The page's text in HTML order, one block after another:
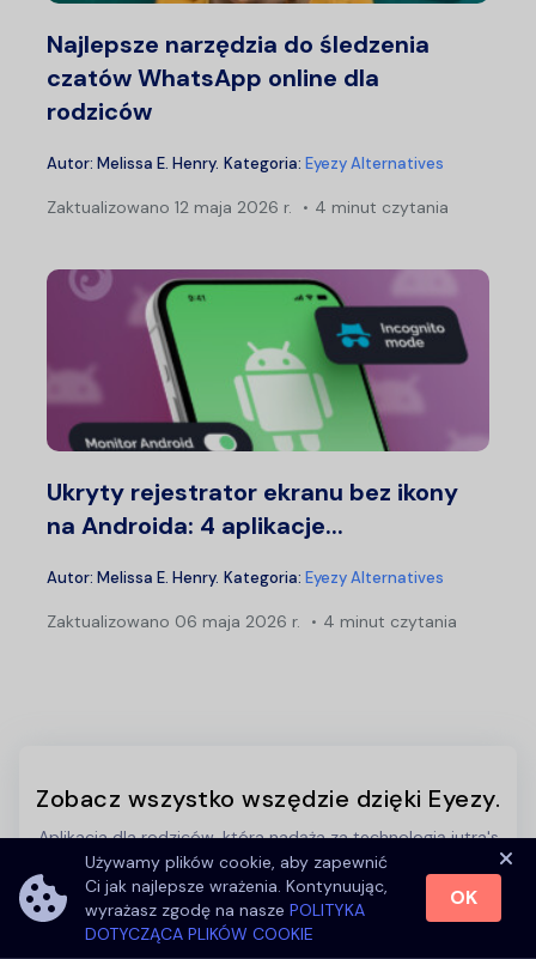
Najlepsze narzędzia do śledzenia
czatów WhatsApp online dla
rodziców
Autor: Melissa E. Henry. Kategoria: Eyezy Alternatives
Zaktualizowano 12 maja 2026 r. 4 minut czytania
Ukryty rejestrator ekranu bez ikony
na Androida: 4 aplikacje...
Autor: Melissa E. Henry. Kategoria: Eyezy Alternatives
Zaktualizowano 06 maja 2026 r. 4 minut czytania
Zobacz wszystko wszędzie dzięki Eyezy.
Aplikacja dla rodziców, która nadąża za technologią jutra's
WYPRÓBUJ EYEZY TERAZ
Używamy plików cookie, aby zapewnić
Ci jak najlepsze wrażenia. Kontynuując,
wyrażasz zgodę na nasze POLITYKA
DOTYCZĄCA PLIKÓW COOKIE
OK